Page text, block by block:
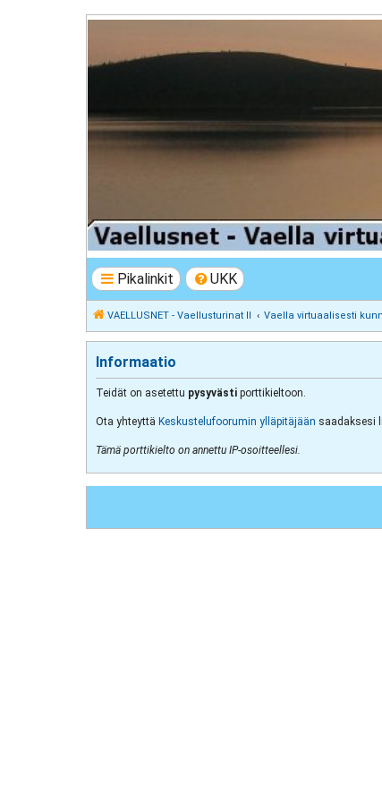
VAELLUSNET - Vaellusturinat
Keskustelua vaeltamisesta ja Lapista
Pikalinkit UKK
VAELLUSNET - Vaellusturinat II Vaella virtuaalisesti
Informaatio
Teidät on asetettu pysyvästi porttikieltoon.
Ota yhteyttä Keskustelufoorumin ylläpitäjään saadaksesi
Tämä porttikielto on annettu IP-osoitteellesi.